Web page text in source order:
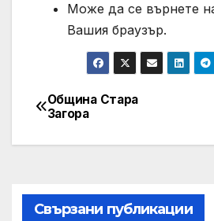
Може да се върнете
Вашия браузър.
Post
navigation
Община Стара
Загора
Свързани публикации